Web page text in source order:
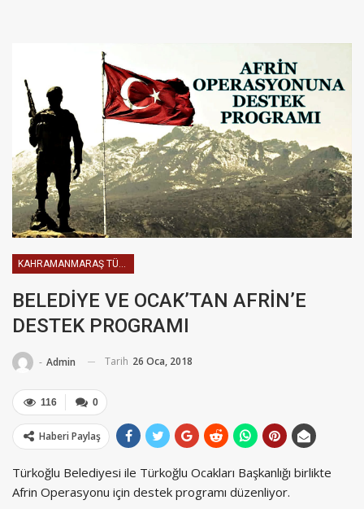
KAHRAMANMARAŞ TÜRKOĞLU HABERLER
BELEDİYE VE OCAK’TAN AFRİN’E
DESTEK PROGRAMI
- Admin Tarih 26 Oca, 2018
0
116
Haberi Paylaş
Türkoğlu Belediyesi ile Türkoğlu Ocakları Başkanlığı birlikte
Afrin Operasyonu için destek programı düzenliyor.